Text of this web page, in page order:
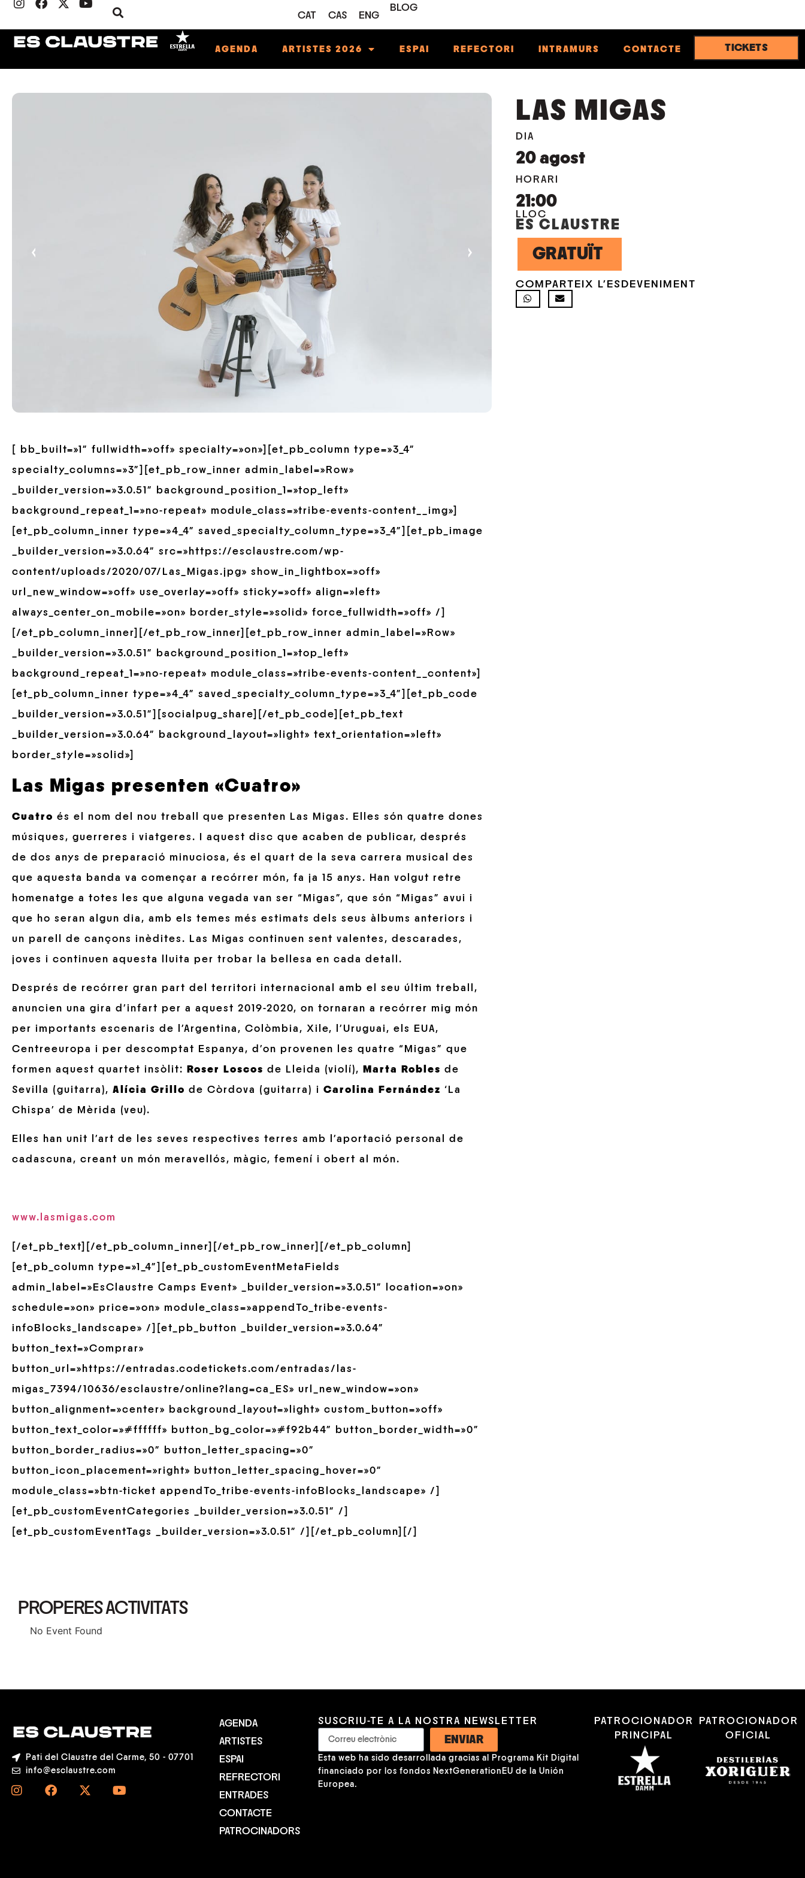
CAT CAS ENG
BLOG
AGENDA ARTISTES 2026 ESPAI REFECTORI INTRAMURS CONTACTE TICKETS
‹ ›
LAS MIGAS
DIA
20 agost
HORARI
21:00
LLOC
ES CLAUSTRE
GRATUÏT
COMPARTEIX L'ESDEVENIMENT
[ bb_built=»1″ fullwidth=»off» specialty=»on»][et_pb_column type=»3_4″
specialty_columns=»3″][et_pb_row_inner admin_label=»Row»
_builder_version=»3.0.51″ background_position_1=»top_left»
background_repeat_1=»no-repeat» module_class=»tribe-events-content__img»]
[et_pb_column_inner type=»4_4″ saved_specialty_column_type=»3_4″][et_pb_image
_builder_version=»3.0.64″ src=»https://esclaustre.com/wp-
content/uploads/2020/07/Las_Migas.jpg» show_in_lightbox=»off»
url_new_window=»off» use_overlay=»off» sticky=»off» align=»left»
always_center_on_mobile=»on» border_style=»solid» force_fullwidth=»off» /]
[/et_pb_column_inner][/et_pb_row_inner][et_pb_row_inner admin_label=»Row»
_builder_version=»3.0.51″ background_position_1=»top_left»
background_repeat_1=»no-repeat» module_class=»tribe-events-content__content»]
[et_pb_column_inner type=»4_4″ saved_specialty_column_type=»3_4″][et_pb_code
_builder_version=»3.0.51″][socialpug_share][/et_pb_code][et_pb_text
_builder_version=»3.0.64″ background_layout=»light» text_orientation=»left»
border_style=»solid»]
Las Migas presenten «Cuatro»
Cuatro és el nom del nou treball que presenten Las Migas. Elles són quatre dones
músiques, guerreres i viatgeres. I aquest disc que acaben de publicar, després
de dos anys de preparació minuciosa, és el quart de la seva carrera musical des
que aquesta banda va començar a recórrer món, fa ja 15 anys. Han volgut retre
homenatge a totes les que alguna vegada van ser “Migas”, que són “Migas” avui i
que ho seran algun dia, amb els temes més estimats dels seus àlbums anteriors i
un parell de cançons inèdites. Las Migas continuen sent valentes, descarades,
joves i continuen aquesta lluita per trobar la bellesa en cada detall.
Després de recórrer gran part del territori internacional amb el seu últim treball,
anuncien una gira d’infart per a aquest 2019-2020, on tornaran a recórrer mig món
per importants escenaris de l’Argentina, Colòmbia, Xile, l’Uruguai, els EUA,
Centreeuropa i per descomptat Espanya, d’on provenen les quatre “Migas” que
formen aquest quartet insòlit:
Roser Loscos de Lleida (violí), Marta Robles de
Sevilla (guitarra), Alícia Grillo de Còrdova (guitarra) i Carolina Fernández ‘La
Chispa’ de Mèrida (veu).
Elles han unit l’art de les seves respectives terres amb l’aportació personal de
cadascuna, creant un món meravellós, màgic, femení i obert al món.
www.lasmigas.com
[/et_pb_text][/et_pb_column_inner][/et_pb_row_inner][/et_pb_column]
[et_pb_column type=»1_4″][et_pb_customEventMetaFields
admin_label=»EsClaustre Camps Event» _builder_version=»3.0.51″ location=»on»
schedule=»on» price=»on» module_class=»appendTo_tribe-events-
infoBlocks_landscape» /][et_pb_button _builder_version=»3.0.64″
button_text=»Comprar»
button_url=»https://entradas.codetickets.com/entradas/las-
migas_7394/10636/esclaustre/online?lang=ca_ES» url_new_window=»on»
button_alignment=»center» background_layout=»light» custom_button=»off»
button_text_color=»#ffffff» button_bg_color=»#f92b44″ button_border_width=»0″
button_border_radius=»0″ button_letter_spacing=»0″
button_icon_placement=»right» button_letter_spacing_hover=»0″
module_class=»btn-ticket appendTo_tribe-events-infoBlocks_landscape» /]
[et_pb_customEventCategories _builder_version=»3.0.51″ /]
[et_pb_customEventTags _builder_version=»3.0.51″ /][/et_pb_column][/]
PROPERES ACTIVITATS
No Event Found
Pati del Claustre del Carme, 50 - 07701
info@esclaustre.com
AGENDA
ARTISTES
ESPAI
REFRECTORI
ENTRADES
CONTACTE
PATROCINADORS
SUSCRIU-TE A LA NOSTRA NEWSLETTER
ENVIAR
Esta web ha sido desarrollada gracias al Programa Kit Digital
financiado por los fondos NextGenerationEU de la Unión
Europea.
PATROCIONADOR
PRINCIPAL
PATROCIONADOR
OFICIAL